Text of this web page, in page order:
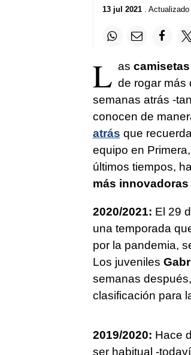
13 jul 2021. Actualizado
L as
de rogar más
semanas atrás -
conocen de
atrás que
equipo en
últimos tiempos,
más
2020/2021: El 29
una temporada
por la pandemia,
Los juveniles
semanas
clasificación para
2019/2020: Hace
ser habitual -